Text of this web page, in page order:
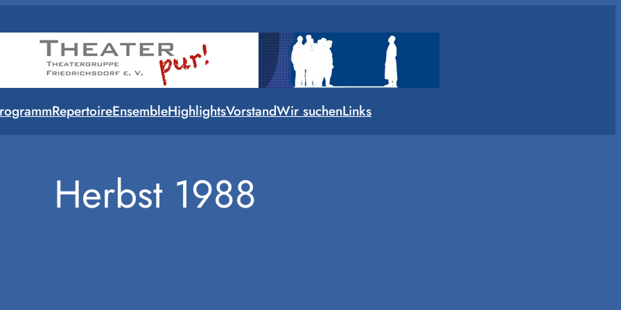
RepertoireEnsembleHighlightsVorstandWir suchenLinks
Herbst 1988